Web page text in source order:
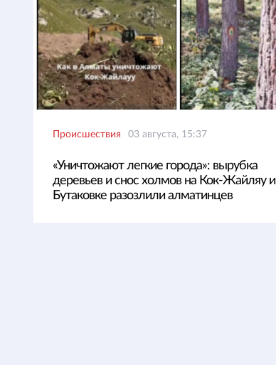
Происшествия 03 августа, 15:37
«Уничтожают легкие города»: вырубка
деревьев и снос холмов на Кок-Жайляу и
Бутаковке разозлили алматинцев